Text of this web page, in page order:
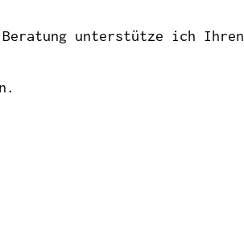
Beratung unterstütze ich Ihren